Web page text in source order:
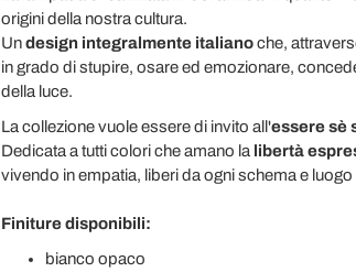
origini della nostra cultura.
Undesign integralmente italianoche,
in grado di stupire, osare ed emozionare,
della luce.
La collezione vuole essere di invito all'essere sè
Dedicata a tutti colori che amano la libertà
vivendo in empatia, liberi da ogni schema e
Finiture disponibili:
bianco opaco